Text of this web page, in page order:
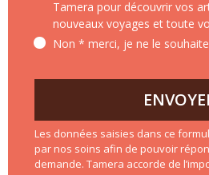
Tamera pour découvrir vos
nouveaux voyages et toute
Non * merci, je ne le
Les données saisies dans ce
par nos soins afin de pouvoir
demande. Tamera accorde de